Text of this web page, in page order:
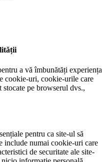
a vă îmbunătăți experiența
cookie-uri, cookie-urile care
stocate pe browserul dvs.,
pentru ca site-ul să
include numai cookie-uri care
de securitate ale site-